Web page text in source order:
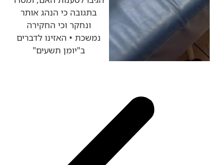
בתגובה כי הנהג אותר
ונחקר וכי החקירה
נמשכת • האזינו לדברים
ב"יומן תשעים"